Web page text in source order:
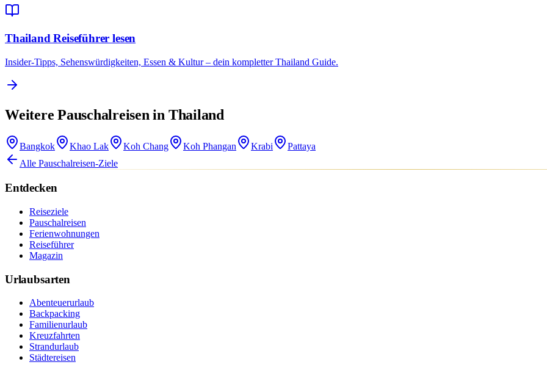
Thailand Reiseführer lesen
Insider-Tipps, Sehenswürdigkeiten, Essen & Kultur – dein kompletter Thailand Guide.
Weitere Pauschalreisen in Thailand
Bangkok Khao Lak Koh Chang Koh Phangan Krabi
Pattaya
Alle Pauschalreisen-Ziele
Entdecken
Reiseziele
Pauschalreisen
Ferienwohnungen
Reiseführer
Magazin
Urlaubsarten
Abenteuerurlaub
Backpacking
Familienurlaub
Kreuzfahrten
Strandurlaub
Städtereisen